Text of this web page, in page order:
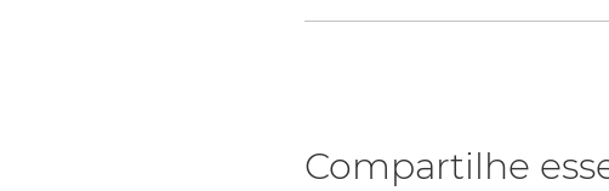
Compartilhe